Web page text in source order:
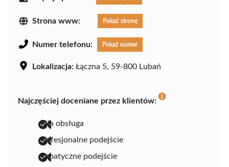
Strona www: Pokaż stronę
Numer telefonu: Pokaż numer
Lokalizacja: Łączna 5, 59-800 Lubań
Najczęściej doceniane przez klientów:
miła obsługa
profesjonalne podejście
empatyczne podejście